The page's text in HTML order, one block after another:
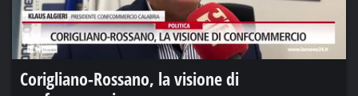
Corigliano-Rossano, la visione di